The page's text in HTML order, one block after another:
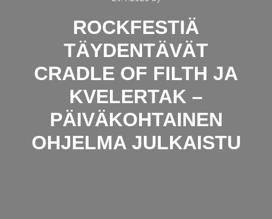
ROCKFESTIÄ
TÄYDENTÄVÄT
CRADLE OF FILTH JA
KVELERTAK –
PÄIVÄKOHTAINEN
OHJELMA JULKAISTU